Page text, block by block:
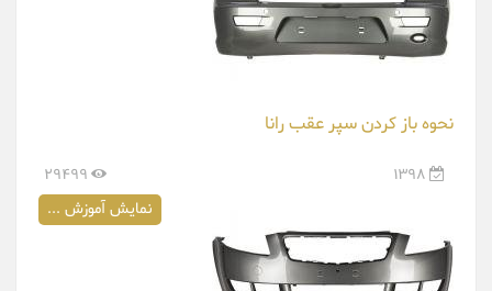
نحوه باز کردن سپر عقب رانا
1398
29499
نمایش آموزش ...